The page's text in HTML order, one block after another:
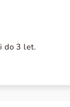
do 3 let.